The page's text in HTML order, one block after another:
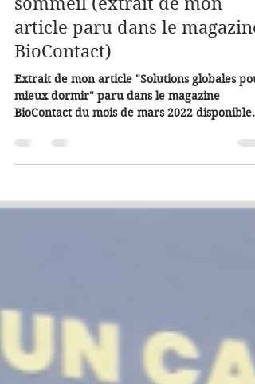
La naturopathie: l'allié du
sommeil (extrait de mon
article paru dans le magazine
BioContact)
Extrait de mon article "Solutions globales
BioContact du mois de mars 2022 disponible
dans tous...